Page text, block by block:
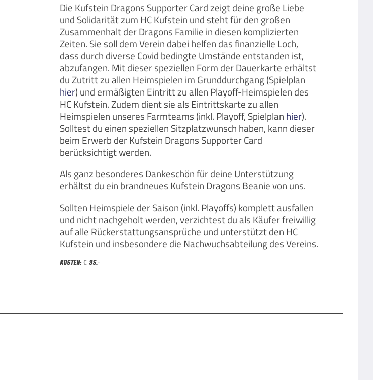
Die Kufstein Dragons Supporter Card zeigt deine große Liebe
und Solidarität zum HC Kufstein und steht für den großen
Zusammenhalt der Dragons Familie in diesen komplizierten
Zeiten. Sie soll dem Verein dabei helfen das finanzielle Loch,
dass durch diverse Covid bedingte Umstände entstanden ist,
abzufangen. Mit dieser speziellen Form der Dauerkarte erhältst
du Zutritt zu allen Heimspielen im Grunddurchgang (Spielplan
hier) und ermäßigten Eintritt zu allen Playoff-Heimspielen des
HC Kufstein. Zudem dient sie als Eintrittskarte zu allen
Heimspielen unseres Farmteams (inkl. Playoff, Spielplan hier).
Solltest du einen speziellen Sitzplatzwunsch haben, kann dieser
beim Erwerb der Kufstein Dragons Supporter Card
berücksichtigt werden.
Als ganz besonderes Dankeschön für deine Unterstützung
erhältst du ein brandneues Kufstein Dragons Beanie von uns.
Sollten Heimspiele der Saison (inkl. Playoffs) komplett ausfallen
und nicht nachgeholt werden, verzichtest du als Käufer freiwillig
auf alle Rückerstattungsansprüche und unterstützt den HC
Kufstein und insbesondere die Nachwuchsabteilung des Vereins.
Kosten: € 95,-